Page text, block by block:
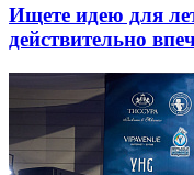
Ищете идею для
действительно